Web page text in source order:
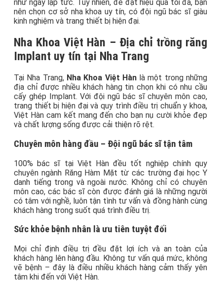
như ngay lập tức. Tuy nhiên, để đạt hiệu quả tối đa, bạn
nên chọn cơ sở nha khoa uy tín, có đội ngũ bác sĩ giàu
kinh nghiệm và trang thiết bị hiện đại.
Nha Khoa Việt Hàn – Địa chỉ trồng răng
Implant uy tín tại Nha Trang
Tại Nha Trang, Nha Khoa Việt Hànlà một trong những
địa chỉ được nhiều khách hàng tin chọn khi có nhu cầu
cấy ghép Implant. Với đội ngũ bác sĩ chuyên môn cao,
trang thiết bị hiện đại và quy trình điều trị chuẩn y khoa,
Việt Hàn cam kết mang đến cho bạn nụ cười khỏe đẹp
và chất lượng sống được cải thiện rõ rệt.
Chuyên môn hàng đầu – Đội ngũ bác sĩ tận tâm
100% bác sĩ tại Việt Hàn đều tốt nghiệp chính quy
chuyên ngành Răng Hàm Mặt từ các trường đại học Y
danh tiếng trong và ngoài nước. Không chỉ có chuyên
môn cao, các bác sĩ còn được đánh giá là những người
có tâm với nghề, luôn tận tình tư vấn và đồng hành cùng
khách hàng trong suốt quá trình điều trị.
Sức khỏe bệnh nhân là ưu tiên tuyệt đối
Mọi chỉ định điều trị đều đặt lợi ích và an toàn của
khách hàng lên hàng đầu. Không tư vấn quá mức, không
vẽ bệnh – đây là điều nhiều khách hàng cảm thấy yên
tâm khi đến với Việt Hàn.